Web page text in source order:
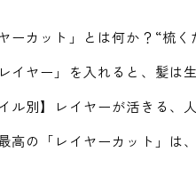
ヤーカット」とは何か？“梳
イヤー」を入れると、髪は
イル別】レイヤーが活きる、
高の「レイヤーカット」は